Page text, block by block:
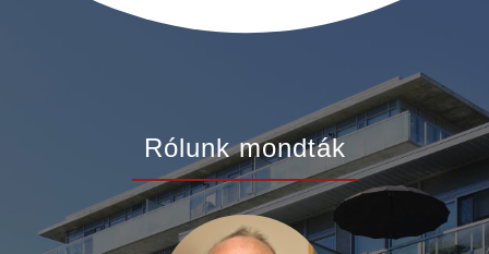
Rólunk mondták